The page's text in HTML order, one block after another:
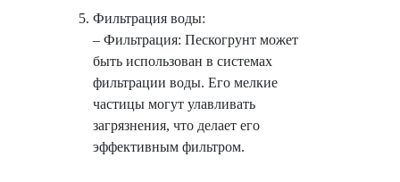
Фильтрация воды:
– Фильтрация: Пескогрунт может
быть использован в системах
фильтрации воды. Его мелкие
частицы могут улавливать
загрязнения, что делает его
эффективным фильтром.